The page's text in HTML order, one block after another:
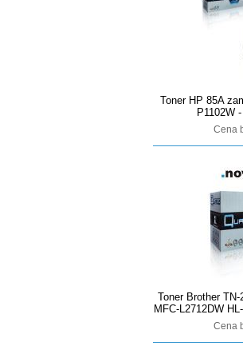
Toner HP 85A
P1102W
Cena
Toner Brother
MFC-L2712DW
Cena